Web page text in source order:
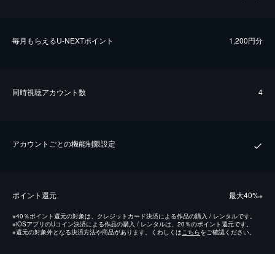
毎⽉もらえるU-NEXTポイント 1,200円分
同時視聴アカウント数 4
アカウントごとの機能制限設定
ポイント還元 最⼤40%※
※40％ポイント還元の対象は、クレジットカード決済による作品の購入 / レンタルです。
※iOSアプリのUコイン決済による作品の購入 / レンタルは、20％のポイント還元です。
※還元の対象外となる決済方法や商品があります。くわしくはこちらをご確認ください。